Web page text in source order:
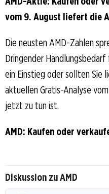
vom 9. August liefert die
Die neusten AMD-Zahlen
Dringender
ein Einstieg oder sollten Sie
aktuellen Gratis-Analyse
jetzt zu tun ist.
AMD: Kaufen oder
Diskussion zu AMD